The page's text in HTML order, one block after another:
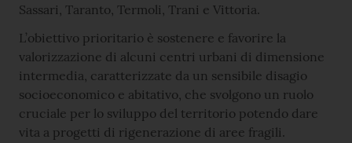
Sassari, Taranto, Termoli, Trani e Vittoria.
L’obiettivo prioritario è sostenere e favorire la
valorizzazione di alcuni centri urbani di dimensione
intermedia, caratterizzate da un sensibile disagio
socioeconomico e abitativo, che svolgono un ruolo
cruciale per lo sviluppo del territorio potendo dare
vita a progetti di rigenerazione di aree fragili.